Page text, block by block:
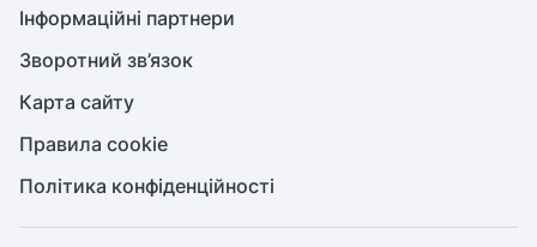
Інформаційні партнери
Зворотний зв’язок
Карта сайту
Правила cookie
Політика конфіденційності